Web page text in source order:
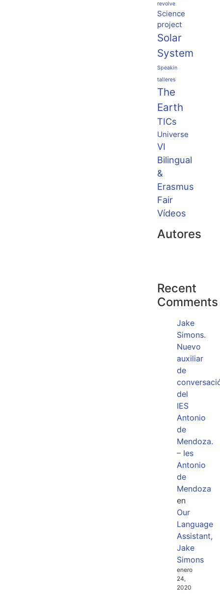
revolve
Science
project
Solar
System
Speakin
talleres
The
Earth
TICs
Universe
VI
Bilingual
&
Erasmus
Fair
Vídeos
Autores
Recent
Comments
Jake
Simons.
Nuevo
auxiliar
de
del
IES
Antonio
de
Mendoza.
– Ies
Antonio
de
Mendoza
en
Our
Language
Assistant,
Jake
Simons
enero
24,
2020